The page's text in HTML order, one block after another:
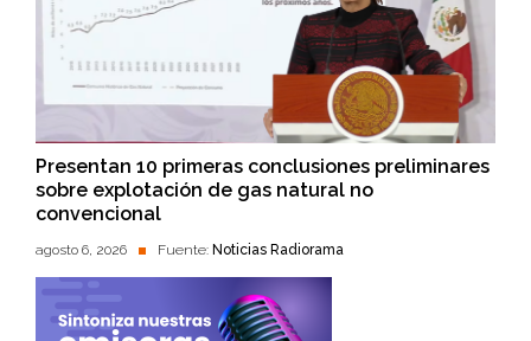
Presentan 10 primeras conclusiones preliminares
sobre explotación de gas natural no
convencional
agosto 6, 2026 Fuente: Noticias Radiorama